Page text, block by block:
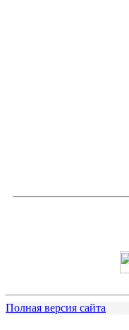
Полная версия сайта